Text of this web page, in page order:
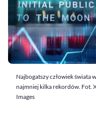
Najbogatszy człowiek świata
najmniej kilka rekordów. Fot.
Images